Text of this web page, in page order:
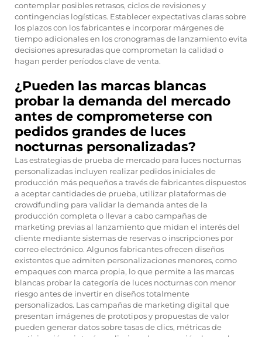
contemplar posibles retrasos, ciclos de revisiones y
contingencias logísticas. Establecer expectativas claras sobre
los plazos con los fabricantes e incorporar márgenes de
tiempo adicionales en los cronogramas de lanzamiento evita
decisiones apresuradas que comprometan la calidad o
hagan perder períodos clave de venta.
¿Pueden las marcas blancas
probar la demanda del mercado
antes de comprometerse con
pedidos grandes de luces
nocturnas personalizadas?
Las estrategias de prueba de mercado para luces nocturnas
personalizadas incluyen realizar pedidos iniciales de
producción más pequeños a través de fabricantes dispuestos
a aceptar cantidades de prueba, utilizar plataformas de
crowdfunding para validar la demanda antes de la
producción completa o llevar a cabo campañas de
marketing previas al lanzamiento que midan el interés del
cliente mediante sistemas de reservas o inscripciones por
correo electrónico. Algunos fabricantes ofrecen diseños
existentes que admiten personalizaciones menores, como
empaques con marca propia, lo que permite a las marcas
blancas probar la categoría de luces nocturnas con menor
riesgo antes de invertir en diseños totalmente
personalizados. Las campañas de marketing digital que
presentan imágenes de prototipos y propuestas de valor
pueden generar datos sobre tasas de clics, métricas de